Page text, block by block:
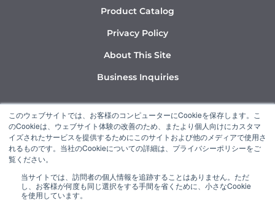
このウェブサイトでは、お客様のコンピューターにCookieを保存します。こ
のCookieは、ウェブサイト体験の改善のため、またより個人向けにカスタマ
イズされたサービスを提供するためにこのサイトおよび他のメディアで使用さ
れるものです。当社のCookieについての詳細は、プライバシーポリシーをご
覧ください。
当サイトでは、訪問者の個人情報を追跡することはありません。ただ
し、お客様が何度も同じ選択をする手間を省くために、小さなCookie
を使用しています。
Product Catalog
Privacy Policy
About This Site
Business Inquiries
Y
o
u
t
b
I
n
s
t
g
L
i
n
k
d
“NARUMI” is a member of the Ishizuka Glass Group.